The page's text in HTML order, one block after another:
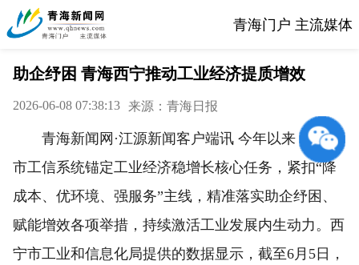
青海门户 主流媒体
助企纾困 青海西宁推动工业经济提质增效
2026-06-08 07:38:13 来源：青海日报
青海新闻网·江源新闻客户端讯 今年以来，西宁
市工信系统锚定工业经济稳增长核心任务，紧扣“降
成本、优环境、强服务”主线，精准落实助企纾困、
赋能增效各项举措，持续激活工业发展内生动力。西
宁市工业和信息化局提供的数据显示，截至6月5日，